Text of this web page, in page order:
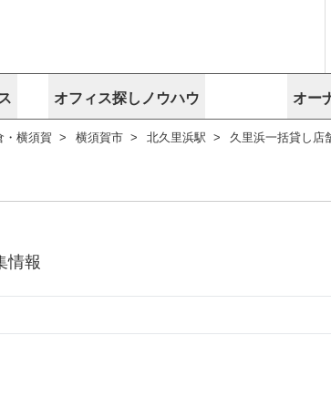
埼玉
路線から探す
埼玉のクリニックを探す
千葉
路線から探
千葉のクリ
オフィス探しノウハウ
由 安心への取
オフィス移転に関するお役立ちコンテンツ
オー
空室
に
物件掲載依頼
ビル管理
お困りの
神奈川支店 横浜営業所
・横須賀 横須賀市 北久里浜駅 久里浜一括貸し店
情報